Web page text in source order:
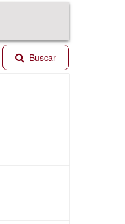
Buscar